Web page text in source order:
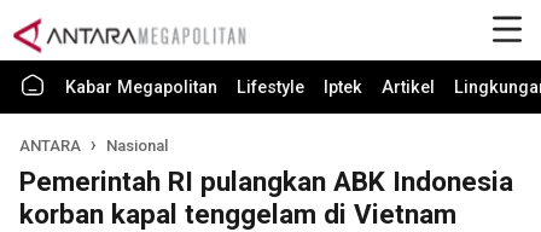
Kabar Megapolitan Lifestyle Iptek Artikel
ANTARA Nasional
Pemerintah RI pulangkan ABK Indonesia
korban kapal tenggelam di Vietnam